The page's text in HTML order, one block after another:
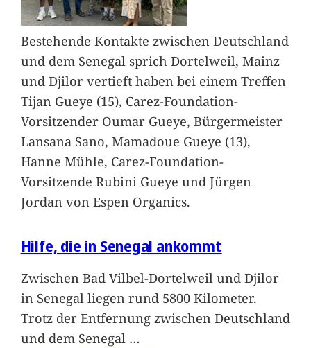
Bestehende Kontakte zwischen Deutschland
und dem Senegal sprich Dortelweil, Mainz
und Djilor vertieft haben bei einem Treffen
Tijan Gueye (15), Carez-Foundation-
Vorsitzender Oumar Gueye, Bürgermeister
Lansana Sano, Mamadoue Gueye (13),
Hanne Mühle, Carez-Foundation-
Vorsitzende Rubini Gueye und Jürgen
Jordan von Espen Organics.
Hilfe, die in Senegal ankommt
Zwischen Bad Vilbel-Dortelweil und Djilor
in Senegal liegen rund 5800 Kilometer.
Trotz der Entfernung zwischen Deutschland
und dem Senegal …